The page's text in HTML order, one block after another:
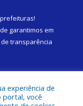
!
garantimos em
transparência
experiência de
portal, você